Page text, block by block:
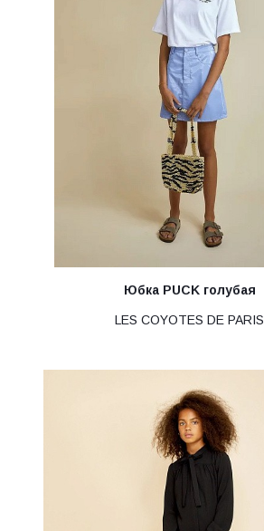
Юбка PUCK голубая
LES COYOTES DE PARIS